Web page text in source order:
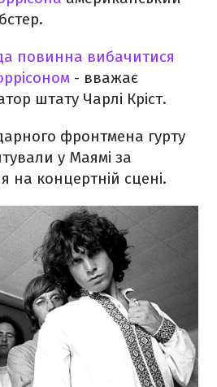
повинна вибачитися
- вважає
штату Чарлі Кріст.
фронтмена гурту
у Маямі за
на концертній сцені.